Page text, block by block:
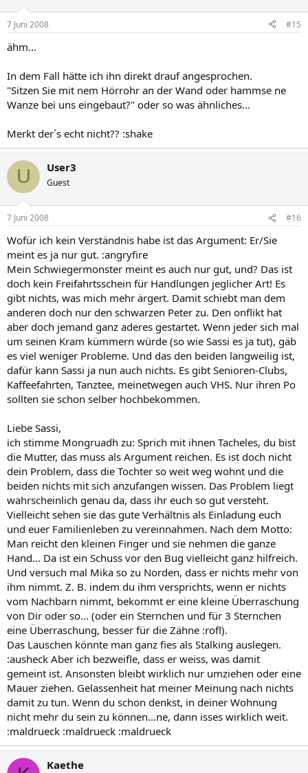
7 Juni 2008 #15
ähm...
In dem Fall hätte ich ihn direkt drauf angesprochen.
"Sitzen Sie mit nem Hörrohr an der Wand oder hammse ne
Wanze bei uns eingebaut?" oder so was ähnliches...
Merkt der´s echt nicht?? :shake
U User3
Guest
7 Juni 2008 #16
Wofür ich kein Verständnis habe ist das Argument: Er/Sie
meint es ja nur gut. :angryfire
Mein Schwiegermonster meint es auch nur gut, und? Das ist
doch kein Freifahrtsschein für Handlungen jeglicher Art! Es
gibt nichts, was mich mehr ärgert. Damit schiebt man dem
anderen doch nur den schwarzen Peter zu. Den onflikt hat
aber doch jemand ganz aderes gestartet. Wenn jeder sich mal
um seinen Kram kümmern würde (so wie Sassi es ja tut), gäb
es viel weniger Probleme. Und das den beiden langweilig ist,
dafür kann Sassi ja nun auch nichts. Es gibt Senioren-Clubs,
Kaffeefahrten, Tanztee, meinetwegen auch VHS. Nur ihren Po
sollten sie schon selber hochbekommen.
Liebe Sassi,
ich stimme Mongruadh zu: Sprich mit ihnen Tacheles, du bist
die Mutter, das muss als Argument reichen. Es ist doch nicht
dein Problem, dass die Tochter so weit weg wohnt und die
beiden nichts mit sich anzufangen wissen. Das Problem liegt
wahrscheinlich genau da, dass ihr euch so gut versteht.
Vielleicht sehen sie das gute Verhältnis als Einladung euch
und euer Familienleben zu vereinnahmen. Nach dem Motto:
Man reicht den kleinen Finger und sie nehmen die ganze
Hand... Da ist ein Schuss vor den Bug vielleicht ganz hilfreich.
Und versuch mal Mika so zu Norden, dass er nichts mehr von
ihm nimmt. Z. B. indem du ihm versprichts, wenn er nichts
vom Nachbarn nimmt, bekommt er eine kleine Überraschung
von Dir oder so... (oder ein Sternchen und für 3 Sternchen
eine Überraschung, besser für die Zähne :rofl).
Das Lauschen könnte man ganz fies als Stalking auslegen.
:ausheck Aber ich bezweifle, dass er weiss, was damit
gemeint ist. Ansonsten bleibt wirklich nur umziehen oder eine
Mauer ziehen. Gelassenheit hat meiner Meinung nach nichts
damit zu tun. Wenn du schon denkst, in deiner Wohnung
nicht mehr du sein zu können...ne, dann isses wirklich weit.
:maldrueck :maldrueck :maldrueck
Kaethe